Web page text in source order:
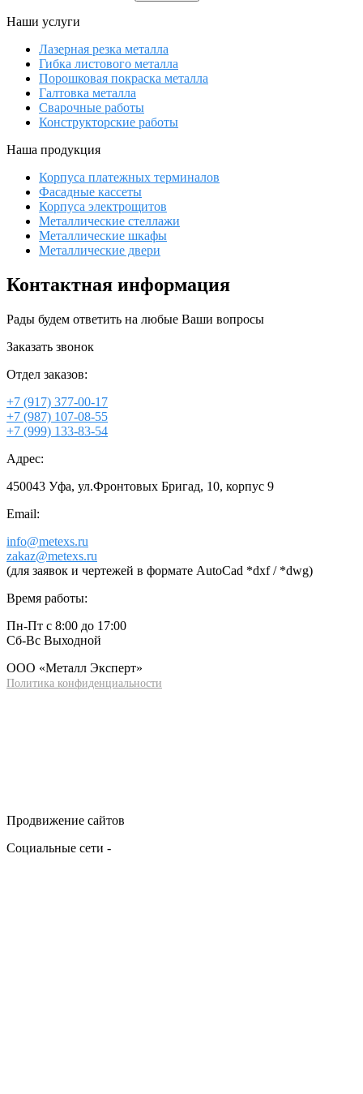
Наши услуги
Лазерная резка металла
Гибка листового металла
Порошковая покраска металла
Галтовка металла
Сварочные работы
Конструкторские работы
Наша продукция
Корпуса платежных терминалов
Фасадные кассеты
Корпуса электрощитов
Металлические стеллажи
Металлические шкафы
Металлические двери
Контактная информация
Рады будем ответить на любые Ваши вопросы
Заказать звонок
Отдел заказов:
+7 (917) 377-00-17
+7 (987) 107-08-55
+7 (999) 133-83-54
Адрес:
450043 Уфа, ул.Фронтовых Бригад, 10, корпус 9
Email:
info@metexs.ru
zakaz@metexs.ru
(для заявок и чертежей в формате AutoCad *dxf / *dwg)
Время работы:
Пн-Пт с 8:00 до 17:00
Сб-Вс Выходной
ООО «Металл Эксперт»
Политика конфиденциальности
Продвижение сайтов
Социальные сети -